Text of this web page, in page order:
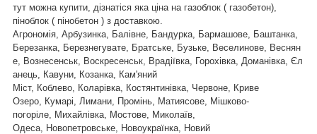
тут можна купити, дізнатіся яка ціна на газоблок ( газобетон),
піноблок ( пінобетон ) з доставкою.
Агрономія, Арбузинка, Балівне, Бандурка, Бармашове, Баштанка,
Березанка, Березнегувате, Братське, Бузьке, Веселинове, Веснян
е, Вознесенськ, Воскресенськ, Врадіївка, Горохівка, Доманівка, Єл
анець, Кавуни, Козанка, Кам'яний
Міст, Коблево, Коларівка, Костянтинівка, Червоне, Криве
Озеро, Кумарі, Лимани, Промінь, Матиясове, Мішково-
погоріле, Михайлівка, Мостове, Миколаїв,
Одеса, Новопетровське, Новоукраїнка, Новий